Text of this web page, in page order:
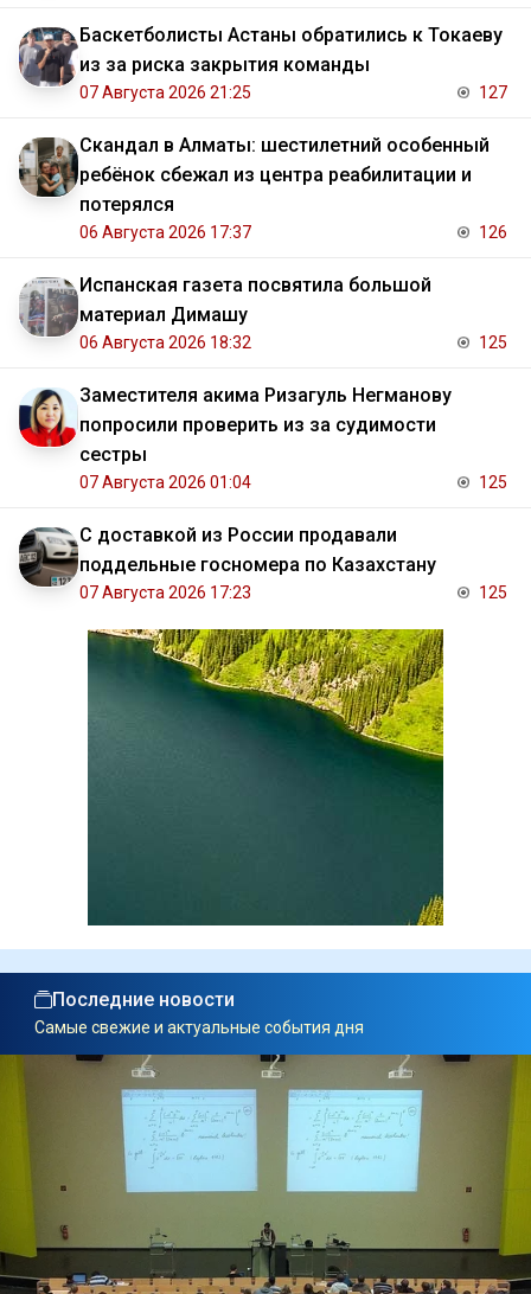
Баскетболисты Астаны обратились к Токаеву
из за риска закрытия команды
07 Августа 2026 21:25 127
Скандал в Алматы: шестилетний особенный
ребёнок сбежал из центра реабилитации и
потерялся
06 Августа 2026 17:37 126
Испанская газета посвятила большой
материал Димашу
06 Августа 2026 18:32 125
Заместителя акима Ризагуль Негманову
попросили проверить из за судимости
сестры
07 Августа 2026 01:04 125
С доставкой из России продавали
поддельные госномера по Казахстану
07 Августа 2026 17:23 125
Последние новости
Самые свежие и актуальные события дня